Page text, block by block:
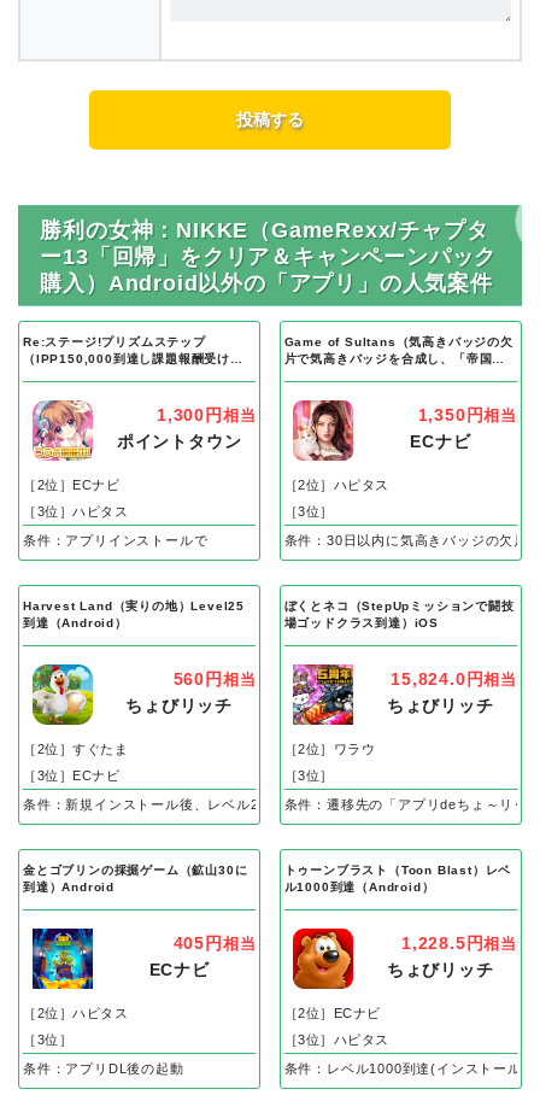
勝利の女神：NIKKE（GameRexx/チャプタ
ー13「回帰」をクリア＆キャンペーンパック
購入）Android以外の「アプリ」の人気案件
Re:ステージ!プリズムステップ
（IPP150,000到達し課題報酬受け取
1,300円 相当
ポイントタウン
［2位］ECナビ
［3位］ハピタス
条件：アプリインストールで
Game of Sultans（気高きバッジの欠
片で気高きバッジを合成し、「帝国五
1,350円相当
ECナビ
［2位］ハピタス
［3位］
条件：30日以内に気高きバッジの欠片
Harvest Land（実りの地）Level25
到達（Android）
560円 相当
ちょびリッチ
［2位］すぐたま
［3位］ECナビ
条件：新規インストール後、レベル25到達で成果
ぼくとネコ（StepUpミッションで闘技
場ゴッドクラス到達）iOS
15,824.0円相当
ちょびリッチ
［2位］ワラウ
［3位］
条件：遷移先の「アプリdeちょ～リッ
金とゴブリンの採掘ゲーム（鉱山30に
到達）Android
405円 相当
ECナビ
［2位］ハピタス
［3位］
条件：アプリDL後の起動
トゥーンブラスト（Toon Blast）レベ
ル1000到達（Android）
1,228.5円相当
ちょびリッチ
［2位］ECナビ
［3位］ハピタス
条件：レベル1000到達(インストール後